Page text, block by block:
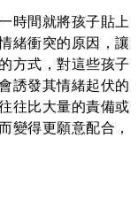
時間就將孩子貼上
緒衝突的原因，讓
方式，對這些孩子
誘發其情緒起伏的
往比大量的責備或
變得更願意配合，